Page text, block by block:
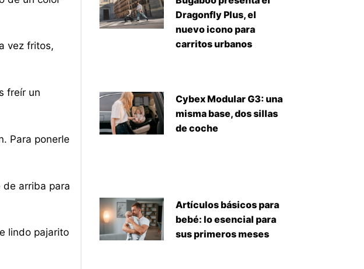
vez fritos,
freír un
Para ponerle
de arriba para
lindo pajarito
Dragonfly Plus, el
nuevo icono para
carritos urbanos
Cybex Modular G3: una
misma base, dos sillas
de coche
Artículos básicos para
bebé: lo esencial para
sus primeros meses